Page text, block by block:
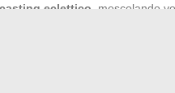
casting eclettico , mescolando